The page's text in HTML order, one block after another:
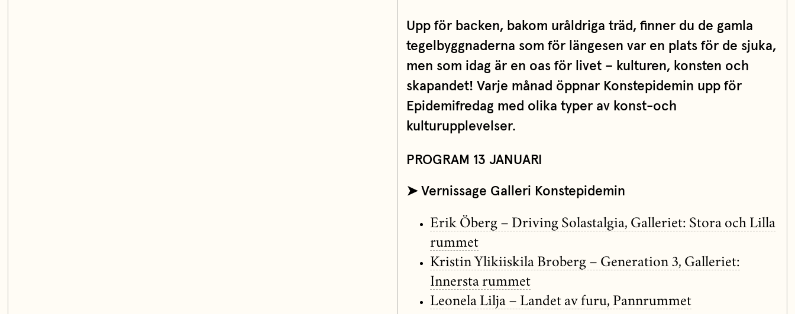
Upp för backen, bakom uråldriga träd, finner du de gamla
tegelbyggnaderna som för längesen var en plats för de sjuka,
men som idag är en oas för livet – kulturen, konsten och
skapandet! Varje månad öppnar Konstepidemin upp för
Epidemifredag med olika typer av konst-och
kulturupplevelser.
PROGRAM 13 JANUARI
➤ Vernissage Galleri Konstepidemin
Erik Öberg – Driving Solastalgia, Galleriet: Stora och Lilla
rummet
Kristin Ylikiiskila Broberg – Generation 3, Galleriet:
Innersta rummet
Leonela Lilja – Landet av furu, Pannrummet